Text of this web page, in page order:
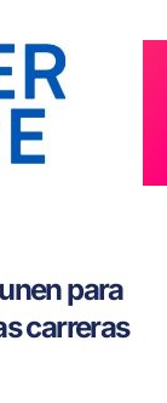
para
carreras